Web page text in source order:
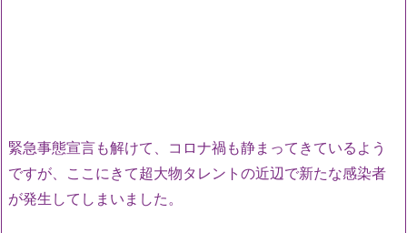
緊急事態宣言も解けて、コロナ禍も静まってきているよう
ですが、ここにきて超大物タレントの近辺で新たな感染者
が発生してしまいました。